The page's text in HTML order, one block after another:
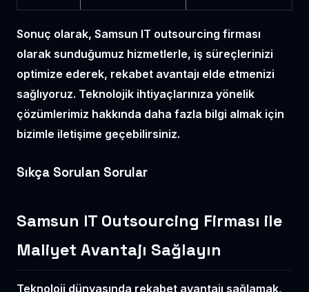
Sonuç olarak, Samsun IT outsourcing firması
olarak sunduğumuz hizmetlerle, iş süreçlerinizi
optimize ederek, rekabet avantajı elde etmenizi
sağlıyoruz. Teknolojik ihtiyaçlarınıza yönelik
çözümlerimiz hakkında daha fazla bilgi almak için
bizimle iletişime geçebilirsiniz.
Sıkça Sorulan Sorular
Samsun IT Outsourcing Firması ile
Maliyet Avantajı Sağlayın
Teknoloji dünyasında rekabet avantajı sağlamak,